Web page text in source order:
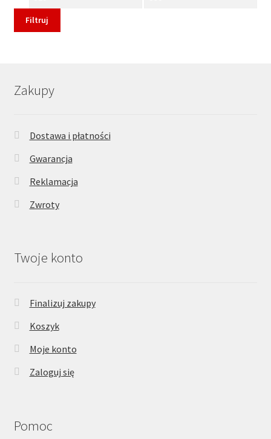
Filtruj
Zakupy
Dostawa i płatności
Gwarancja
Reklamacja
Zwroty
Twoje konto
Finalizuj zakupy
Koszyk
Moje konto
Zaloguj się
Pomoc